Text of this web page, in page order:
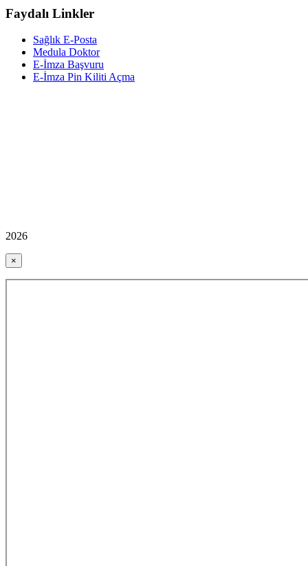
Faydalı Linkler
Sağlık E-Posta
Medula Doktor
E-İmza Başvuru
E-İmza Pin Kiliti Açma
2026
×